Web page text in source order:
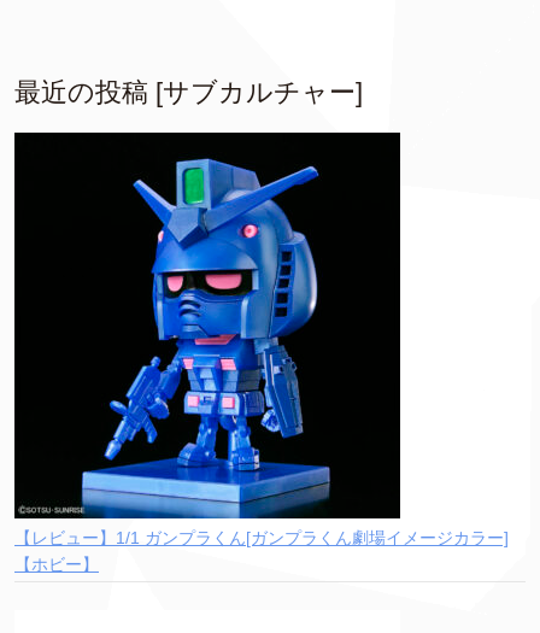
最近の投稿 [サブカルチャー]
【レビュー】1/1 ガンプラくん[ガンプラくん劇場イメージカラー]
【ホビー】